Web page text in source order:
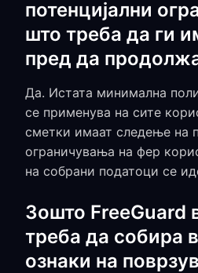
потенцијални
што треба да ги
пред да
Да. Истата минимална
се применува на сите
сметки имаат следење на
ограничувања на фер
на собрани податоци се
Зошто FreeGuard
треба да собира
ознаки на